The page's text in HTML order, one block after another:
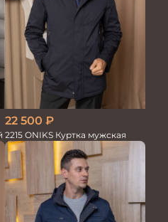
22 500 ₽
2215 ONIKS Куртка мужская